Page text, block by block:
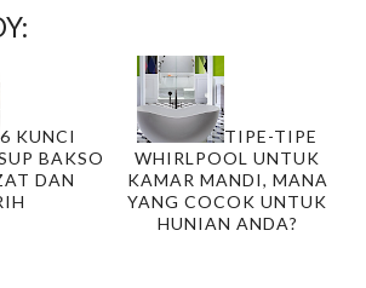
6 KUNCI
BAKSO
DAN
TIPE-TIPE
WHIRLPOOL UNTUK
KAMAR MANDI, MANA
YANG COCOK UNTUK
HUNIAN ANDA?